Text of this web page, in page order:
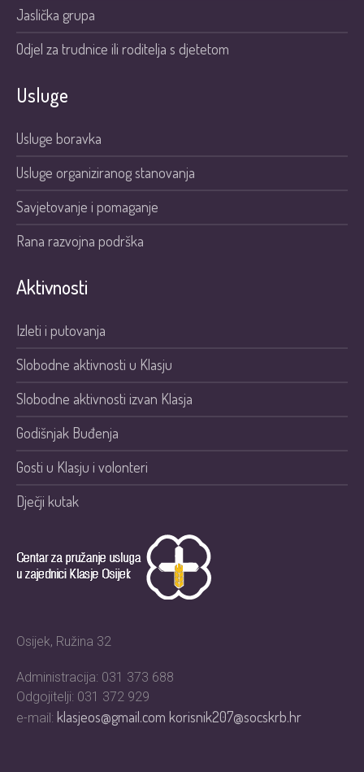
Jaslička grupa
Odjel za trudnice ili roditelja s djetetom
Usluge
Usluge boravka
Usluge organiziranog stanovanja
Savjetovanje i pomaganje
Rana razvojna podrška
Aktivnosti
Izleti i putovanja
Slobodne aktivnosti u Klasju
Slobodne aktivnosti izvan Klasja
Godišnjak Buđenja
Gosti u Klasju i volonteri
Dječji kutak
Osijek, Ružina 32
Administracija: 031 373 688
Odgojitelji: 031 372 929
e-mail: klasjeos@gmail.comkorisnik207@socskrb.hr